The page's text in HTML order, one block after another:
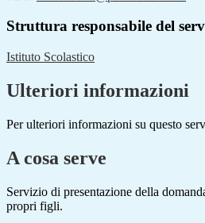
Struttura responsabile del
Istituto Scolastico
Ulteriori informazioni
Per ulteriori informazioni su questo
A cosa serve
Servizio di presentazione della
propri figli.